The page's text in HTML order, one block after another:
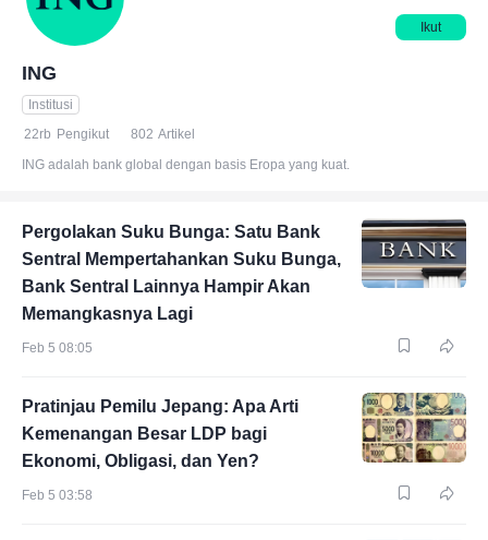
Ikut
ING
Institusi
22rb Pengikut 802 Artikel
ING adalah bank global dengan basis Eropa yang kuat.
Pergolakan Suku Bunga: Satu Bank
Sentral Mempertahankan Suku Bunga,
Bank Sentral Lainnya Hampir Akan
Memangkasnya Lagi
Feb 5 08:05
Pratinjau Pemilu Jepang: Apa Arti
Kemenangan Besar LDP bagi
Ekonomi, Obligasi, dan Yen?
Feb 5 03:58